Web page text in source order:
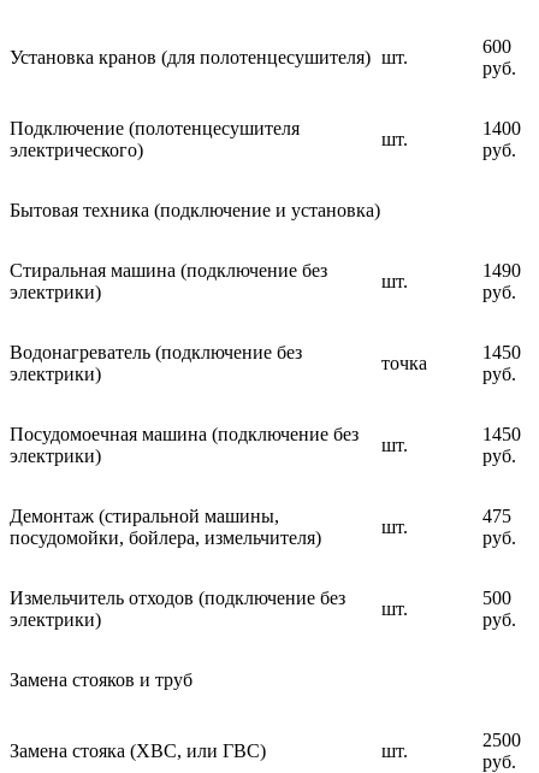
Установка кранов (для полотенцесушителя) шт.
600
руб.
Подключение (полотенцесушителя
электрического)
шт.
1400
руб.
Бытовая техника (подключение и установка)
Стиральная машина (подключение без
электрики)
шт.
1490
руб.
Водонагреватель (подключение без
электрики)
точка
1450
руб.
Посудомоечная машина (подключение без
электрики)
шт.
1450
руб.
Демонтаж (стиральной машины,
посудомойки, бойлера, измельчителя)
шт.
475
руб.
Измельчитель отходов (подключение без
электрики)
шт.
500
руб.
Замена стояков и труб
Замена стояка (ХВС, или ГВС) шт.
2500
руб.